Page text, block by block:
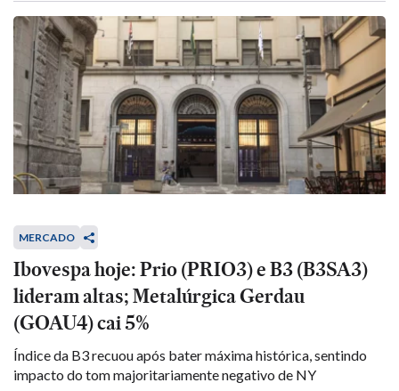
MERCADO
Ibovespa hoje: Prio (PRIO3) e B3 (B3SA3)
lideram altas; Metalúrgica Gerdau
(GOAU4) cai 5%
Índice da B3 recuou após bater máxima histórica, sentindo
impacto do tom majoritariamente negativo de NY